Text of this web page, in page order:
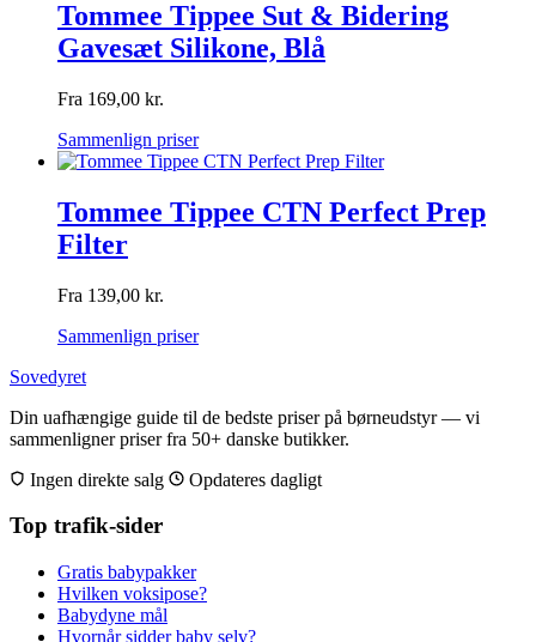
Tommee Tippee Sut & Bidering
Gavesæt Silikone, Blå
Fra 169,00 kr.
Sammenlign priser
Tommee Tippee CTN Perfect Prep
Filter
Fra 139,00 kr.
Sammenlign priser
Sovedyret
Din uafhængige guide til de bedste priser på børneudstyr — vi
sammenligner priser fra 50+ danske butikker.
Ingen direkte salg
Opdateres dagligt
Top trafik-sider
Gratis babypakker
Hvilken voksipose?
Babydyne mål
Hvornår sidder baby selv?